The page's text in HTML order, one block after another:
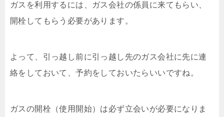
ガスを利用するには、ガス会社の係員に来てもらい、
開栓してもらう必要があります。
よって、引っ越し前に引っ越し先のガス会社に先に連
絡をしておいて、予約をしておいたらいいですね。
ガスの開栓（使用開始）は必ず立会いが必要になりま